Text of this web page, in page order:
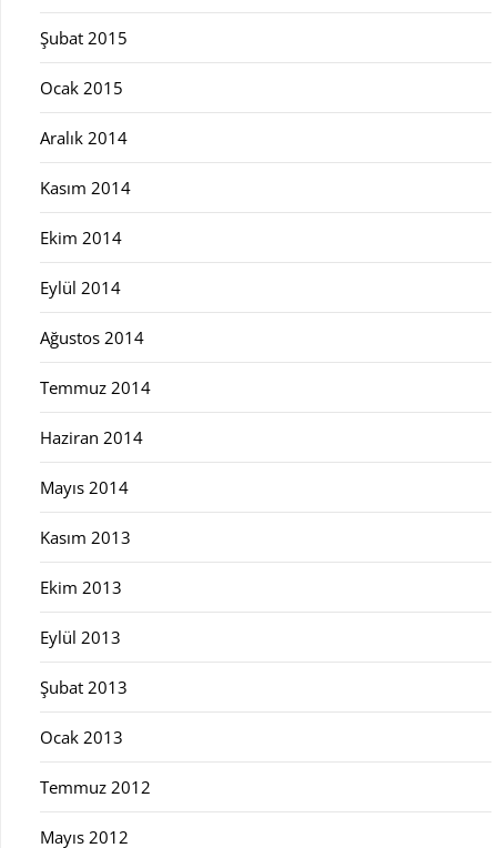
Şubat 2015
Ocak 2015
Aralık 2014
Kasım 2014
Ekim 2014
Eylül 2014
Ağustos 2014
Temmuz 2014
Haziran 2014
Mayıs 2014
Kasım 2013
Ekim 2013
Eylül 2013
Şubat 2013
Ocak 2013
Temmuz 2012
Mayıs 2012